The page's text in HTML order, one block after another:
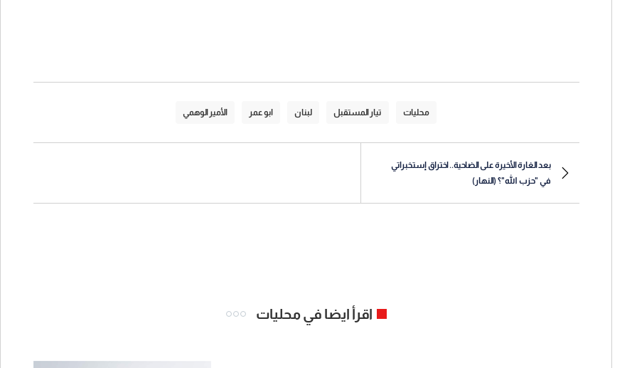
محليات تيار المستقبل لبنان ابو عمر الأمير الوهمي
بعد الغارة الأخيرة على الضاحية.. اختراق إستخبراتي
في "حزب الله"؟ (النهار)
اقرأ ايضا في محليات